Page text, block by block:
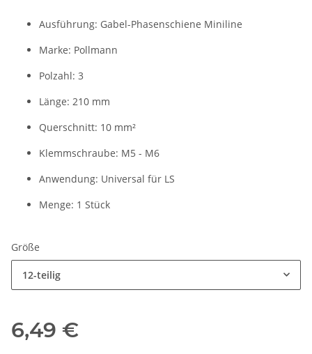
Ausführung: Gabel-Phasenschiene Miniline
Marke: Pollmann
Polzahl: 3
Länge: 210 mm
Querschnitt: 10 mm²
Klemmschraube: M5 - M6
Anwendung: Universal für LS
Menge: 1 Stück
Größe
12-teilig
6,49 €